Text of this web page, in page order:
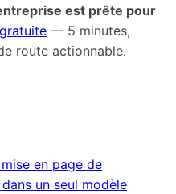
est prête pour
— 5 minutes,
route actionnable.
en page de
un seul modèle